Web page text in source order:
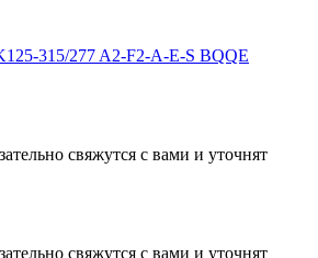
315/277 A2-F2-A-E-S BQQE
свяжутся с вами и уточнят
свяжутся с вами и уточнят